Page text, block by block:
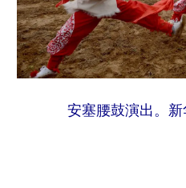
安塞腰鼓演出。